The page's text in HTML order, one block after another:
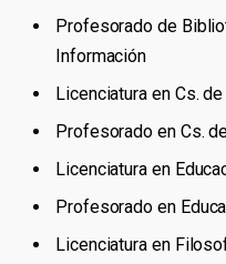
Profesorado de
Información
Licenciatura en Cs.
Profesorado en Cs.
Licenciatura en
Profesorado en
Licenciatura en